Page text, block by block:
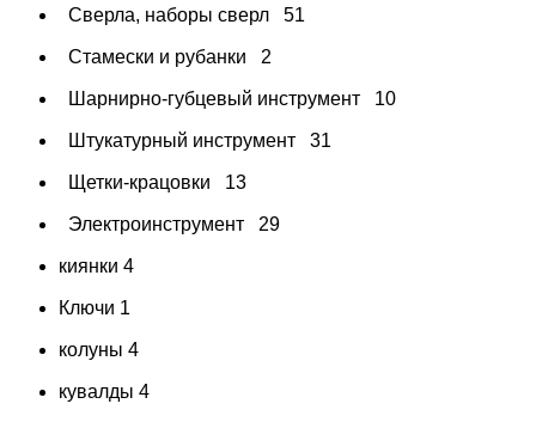
Сверла, наборы сверл 51
Стамески и рубанки 2
Шарнирно-губцевый инструмент 10
Штукатурный инструмент 31
Щетки-крацовки 13
Электроинструмент 29
киянки 4
Ключи 1
колуны 4
кувалды 4